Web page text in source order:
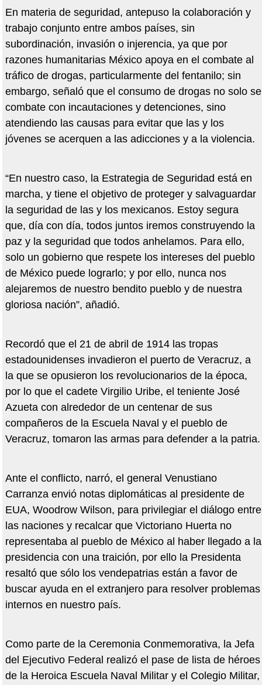
En materia de seguridad, antepuso la colaboración y
trabajo conjunto entre ambos países, sin
subordinación, invasión o injerencia, ya que por
razones humanitarias México apoya en el combate al
tráfico de drogas, particularmente del fentanilo; sin
embargo, señaló que el consumo de drogas no solo se
combate con incautaciones y detenciones, sino
atendiendo las causas para evitar que las y los
jóvenes se acerquen a las adicciones y a la violencia.
“En nuestro caso, la Estrategia de Seguridad está en
marcha, y tiene el objetivo de proteger y salvaguardar
la seguridad de las y los mexicanos. Estoy segura
que, día con día, todos juntos iremos construyendo la
paz y la seguridad que todos anhelamos. Para ello,
solo un gobierno que respete los intereses del pueblo
de México puede lograrlo; y por ello, nunca nos
alejaremos de nuestro bendito pueblo y de nuestra
gloriosa nación”, añadió.
Recordó que el 21 de abril de 1914 las tropas
estadounidenses invadieron el puerto de Veracruz, a
la que se opusieron los revolucionarios de la época,
por lo que el cadete Virgilio Uribe, el teniente José
Azueta con alrededor de un centenar de sus
compañeros de la Escuela Naval y el pueblo de
Veracruz, tomaron las armas para defender a la patria.
Ante el conflicto, narró, el general Venustiano
Carranza envió notas diplomáticas al presidente de
EUA, Woodrow Wilson, para privilegiar el diálogo entre
las naciones y recalcar que Victoriano Huerta no
representaba al pueblo de México al haber llegado a la
presidencia con una traición, por ello la Presidenta
resaltó que sólo los vendepatrias están a favor de
buscar ayuda en el extranjero para resolver problemas
internos en nuestro país.
Como parte de la Ceremonia Conmemorativa, la Jefa
del Ejecutivo Federal realizó el pase de lista de héroes
de la Heroica Escuela Naval Militar y el Colegio Militar,